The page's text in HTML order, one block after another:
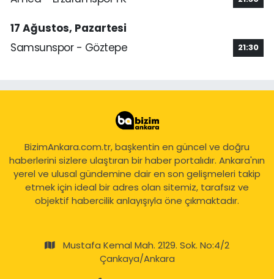
17 Ağustos, Pazartesi
Samsunspor - Göztepe
21:30
BizimAnkara.com.tr, başkentin en güncel ve doğru
haberlerini sizlere ulaştıran bir haber portalıdır. Ankara'nın
yerel ve ulusal gündemine dair en son gelişmeleri takip
etmek için ideal bir adres olan sitemiz, tarafsız ve
objektif habercilik anlayışıyla öne çıkmaktadır.
Mustafa Kemal Mah. 2129. Sok. No:4/2
Çankaya/Ankara